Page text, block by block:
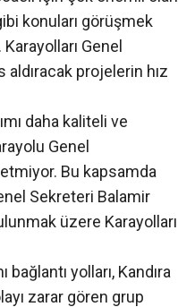
konuları görüşmek
Genel
aldıracak projelerin hız
daha kaliteli ve
Genel
Bu kapsamda
Sekreteri Balamir
üzere Karayolları
yolları, Kandıra
zarar gören grup